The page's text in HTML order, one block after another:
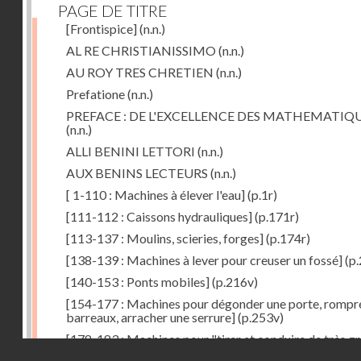
PAGE DE TITRE
[Frontispice](n.n.)
AL RE CHRISTIANISSIMO (n.n.)
AU ROY TRES CHRETIEN (n.n.)
Prefatione(n.n.)
PREFACE : DE L'EXCELLENCE DES
(n.n.)
ALLI BENINI LETTORI (n.n.)
AUX BENINS LECTEURS (n.n.)
[ 1-110 : Machines à élever l'eau](p.1r)
[111-112 : Caissons hydrauliques](p.171r)
[113-137 : Moulins, scieries, forges](p.174r)
[138-139 : Machines à lever pour creuser un fossé]
[140-153 : Ponts mobiles](p.216v)
[154-177 : Machines pour dégonder une porte,
barreaux, arracher une serrure](p.253v)
[178-183 : Machines pour "tirer et conduire de très